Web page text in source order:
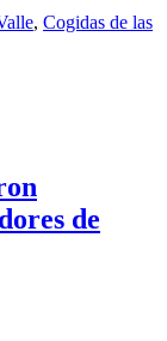
, Cogidas de las
de